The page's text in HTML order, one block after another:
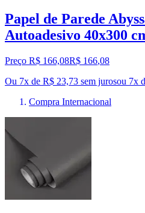
Papel de Parede
Autoadesivo 40x300
Preço R$ 166,08R$ 166,08
Ou 7x de R$ 23,73 sem jurosou 7x
Compra Internacional